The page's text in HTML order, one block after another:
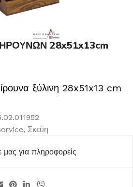
28x51x13cm
ξύλινη 28x51x13 cm
, Σκεύη
μας για πληροφορείς